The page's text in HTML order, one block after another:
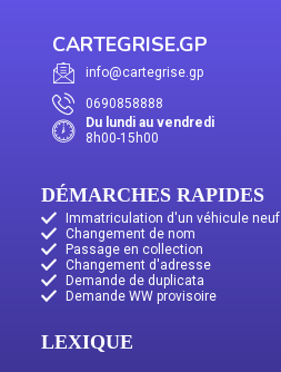
CARTEGRISE.GP
info@cartegrise.gp
0690858888
Du lundi au vendredi
8h00-15h00
DÉMARCHES RAPIDES
Immatriculation d'un véhicule neuf
Changement de nom
Passage en collection
Changement d'adresse
Demande de duplicata
Demande WW provisoire
LEXIQUE